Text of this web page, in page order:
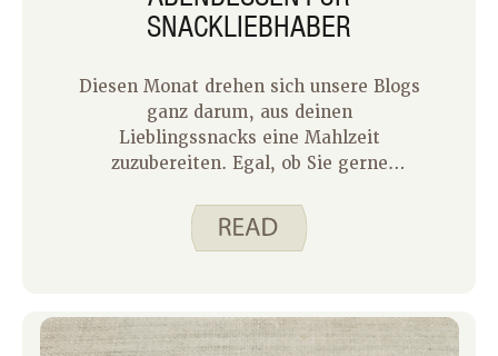
SNACKLIEBHABER
Diesen Monat drehen sich unsere Blogs
ganz darum, aus deinen
Lieblingssnacks eine Mahlzeit
zuzubereiten. Egal, ob Sie gerne
Sie einfach keine Zeit in der Küche
damit verbringen, ein Essen
mit minimalem Aufwand eine
schmackhafte und nahrhafte Mahlzeit